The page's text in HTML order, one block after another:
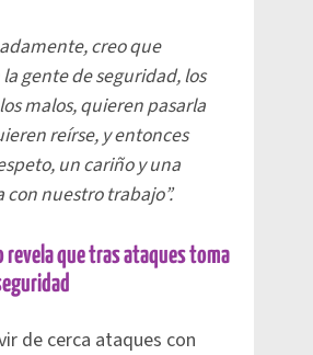
creo que
gente de seguridad, los
malos, quieren pasarla
reírse, y entonces
un cariño y una
con nuestro trabajo”.
revela que tras ataques toma
de cerca ataques con